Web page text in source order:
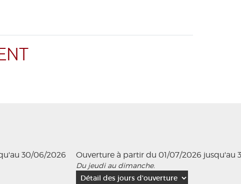
30/06/2026 Ouverture à partir du 01/07/2026 jusqu'au
Du jeudi au dimanche.